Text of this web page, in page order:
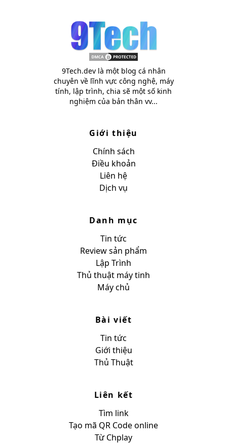
9Tech.dev là một blog cá nhân
chuyên về lĩnh vực công nghệ, máy
tính, lập trình, chia sẽ một số kinh
nghiệm của bản thân vv...
Giới thiệu
Chính sách
Điều khoản
Liên hệ
Dịch vụ
Danh mục
Tin tức
Review sản phẩm
Lập Trình
Thủ thuật máy tinh
Máy chủ
Bài viết
Tin tức
Giới thiệu
Thủ Thuật
Liên kết
Tìm link
Tạo mã QR Code online
Từ Chplay